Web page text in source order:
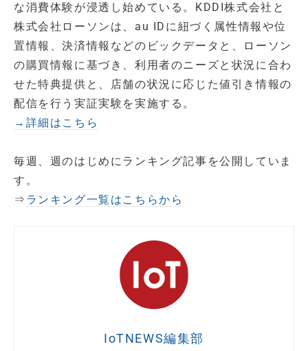
な消費体験が浸透し始めている。KDDI株式会社と
株式会社ローソンは、au IDに紐づく属性情報や位
置情報、決済情報などのビックデータと、ローソン
の購買情報に基づき、利用者のニーズと状況に合わ
せた特典提供と、店舗の状況に応じた値引き情報の
配信を行う実証実験を実施する。
→詳細はこちら
毎週、週のはじめにランキング記事を公開していま
す。
⇒ ランキング一覧はこちらから
IoTNEWS編集部